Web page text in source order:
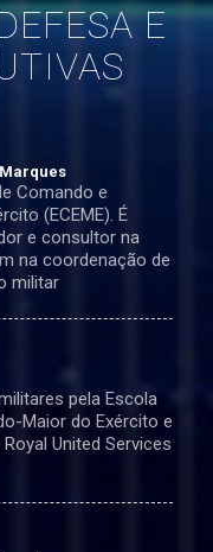
E
Comando e
(ECEME). É
e consultor na
na coordenação de
militar
pela Escola
Maior do Exército e
United Services